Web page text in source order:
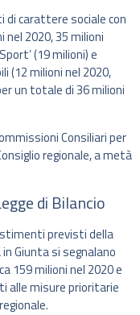
di carattere sociale con
nel 2020, 35 milioni
(19 milioni) e
(12 milioni nel 2020,
un totale di 36 milioni
Consiliari per
regionale, a metà
di Bilancio
previsti della
Giunta si segnalano
159 milioni nel 2020 e
alle misure prioritarie